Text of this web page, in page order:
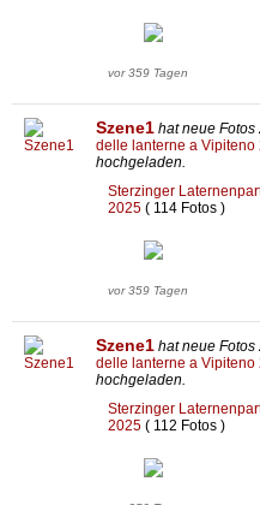
vor 359 Tagen
Szene1 hat neue Fotos
delle lanterne a Vipiteno
hochgeladen.
Sterzinger
2025 ( 114 Fotos )
vor 359 Tagen
Szene1 hat neue Fotos
delle lanterne a Vipiteno
hochgeladen.
Sterzinger
2025 ( 112 Fotos )